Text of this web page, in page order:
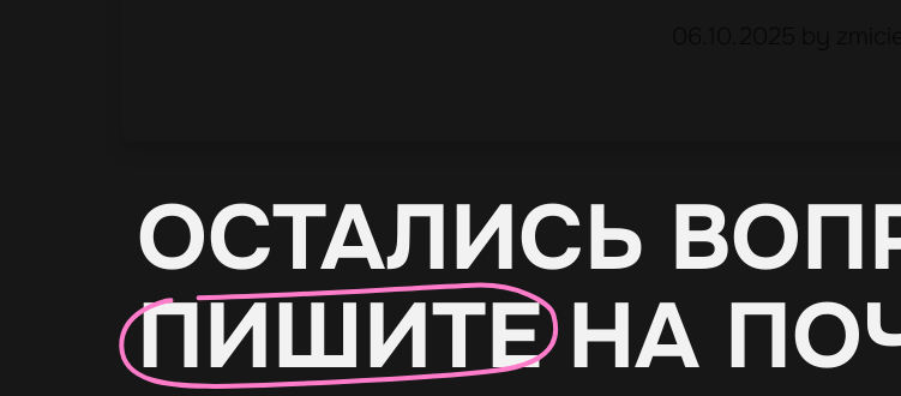
ОСТАЛИСЬ
ПИШИТЕНА